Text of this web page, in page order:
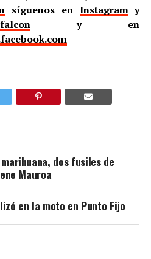
síguenos en Instagramy
y en
dos fusiles de
Mauroa
en la moto en Punto Fijo